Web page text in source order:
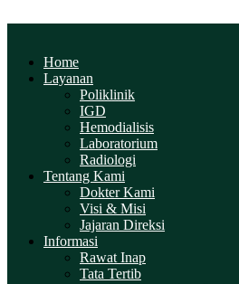
Home
Layanan
Poliklinik
IGD
Hemodialisis
Laboratorium
Radiologi
Tentang Kami
Dokter Kami
Visi & Misi
Jajaran Direksi
Informasi
Rawat Inap
Tata Tertib